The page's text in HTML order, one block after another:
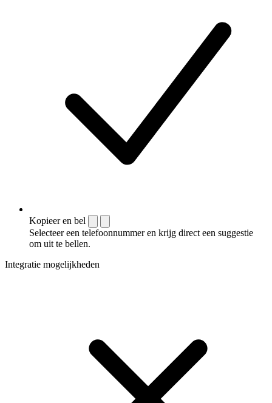
Kopieer en bel
Selecteer een telefoonnummer en krijg direct een suggestie
om uit te bellen.
Integratie mogelijkheden